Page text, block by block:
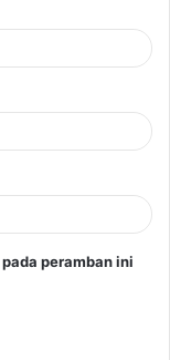
peramban ini